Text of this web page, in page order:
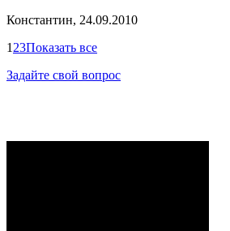
Константин, 24.09.2010
1 23Показать все
Задайте свой вопрос